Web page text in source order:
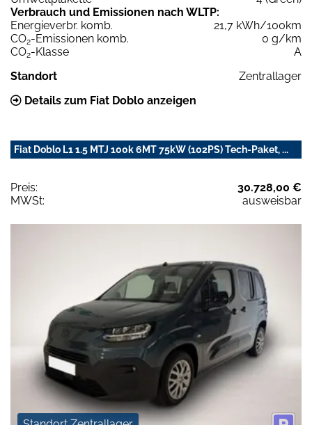
Verbrauch und Emissionen nach WLTP:
Energieverbr. komb.
21,7 kWh/100km
CO2-Emissionen komb.
0 g/km
CO2-Klasse
A
Standort
Zentrallager
Details zum Fiat Doblo anzeigen
Fiat Doblo L1 1.5 MTJ 100k 6MT 75kW (102PS) Tech-Paket, ...
Preis:
30.728,00 €
MWSt:
ausweisbar